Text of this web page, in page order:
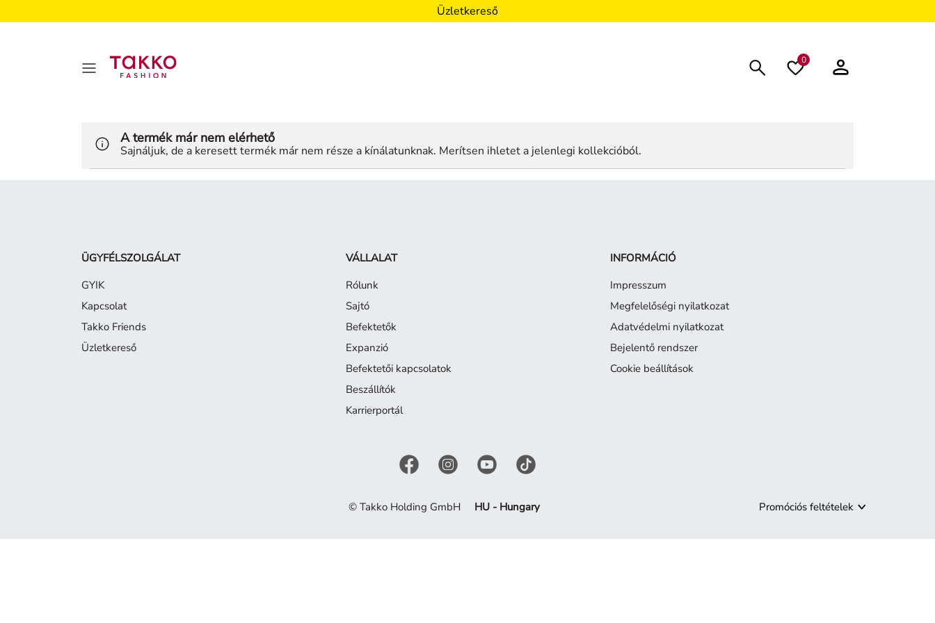
Üzletkereső
0
A termék már nem elérhető
Sajnáljuk, de a keresett termék már nem része a kínálatunknak. Merítsen ihletet a jelenlegi kollekcióból.
ÜGYFÉLSZOLGÁLAT
GYIK
Kapcsolat
Takko Friends
Üzletkereső
VÁLLALAT
Rólunk
Sajtó
Befektetők
Expanzió
Befektetői kapcsolatok
Beszállítók
Karrierportál
INFORMÁCIÓ
Impresszum
Megfelelőségi nyilatkozat
Adatvédelmi nyilatkozat
Bejelentő rendszer
Cookie beállítások
© Takko Holding GmbH HU - Hungary Promóciós feltételek